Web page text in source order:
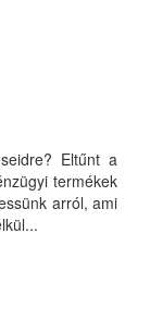
Eltűnt a
termékek
arról, ami